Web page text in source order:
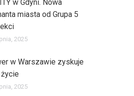
w Gdyni. Nowa
miasta od Grupa 5
2025
w Warszawie zyskuje
2025